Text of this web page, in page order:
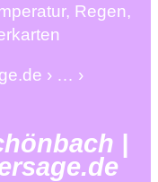
Regen,
› … ›
|